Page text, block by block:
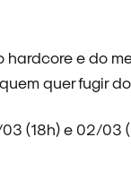
hardcore e do
quer fugir
(18h) e 02/03